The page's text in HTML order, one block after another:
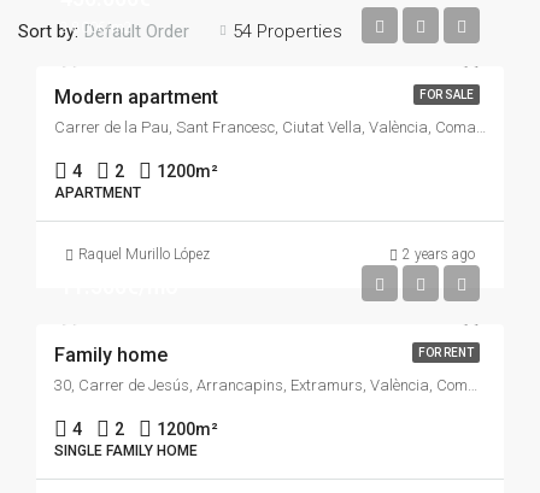
54 Properties
Sort by: Default Order
FOR SALE
2.800€/m2
Modern apartment
Carrer de la Pau, Sant Francesc, Ciutat Vella, València, Comarca de València, València / Valencia, Comunitat Valenciana, 46002, España
4 2 1200m²
APARTMENT
Raquel Murillo López 2 years ago
FOR RENT
Family home
30, Carrer de Jesús, Arrancapins, Extramurs, València, Comarca de València, València / Valencia, Comunitat Valenciana, 46007, España
4 2 1200m²
SINGLE FAMILY HOME